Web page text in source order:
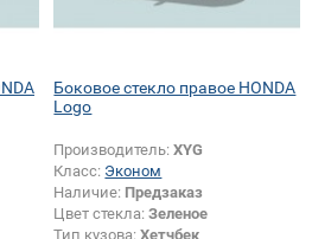
Боковое стекло правое HONDA
Logo
Производитель:XYG
Класс: Эконом
Наличие: Предзаказ
Цвет стекла:Зеленое
Тип кузова:Хетчбек